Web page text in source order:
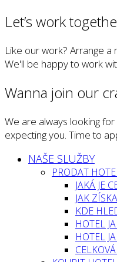
Let’s work
Like our work? Arrange
We'll be happy to work
Wanna join our
We are always looking
expecting you. Time to
NAŠE SLUŽBY
PRODAT
JAKÁ JE
JAK
KDE
HOTEL
HOTEL